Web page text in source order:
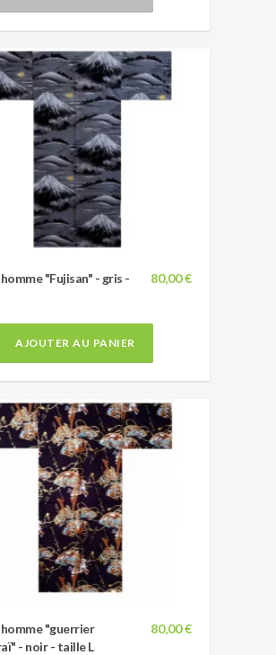
80,00 €
"Fujisan" - gris -
AJOUTER AU PANIER
80,00 €
"guerrier
- noir - taille L